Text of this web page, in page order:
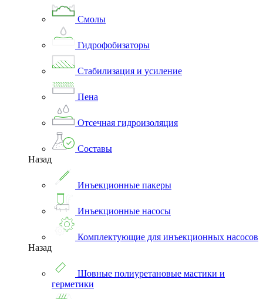
Смолы
Гидрофобизаторы
Стабилизация и усиление
Пена
Отсечная гидроизоляция
Составы
Назад
Инъекционные пакеры
Инъекционные насосы
Комплектующие для инъекционных насосов
Назад
Шовные полиуретановые мастики и
герметики